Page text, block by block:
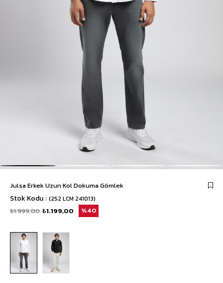
Julsa Erkek Uzun Kol Dokuma Gömlek
Stok Kodu (252 LCM 241013)
₺1.999,00 ₺1.199,00 40